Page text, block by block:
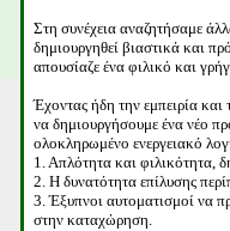
Στη συνέχεια αναζητήσαμε
δημιουργηθεί βιαστικά και
απουσίαζε ένα φιλικό και
Έχοντας ήδη την εμπειρία και
να δημιουργήσουμε ένα νέο
ολοκληρωμένο ενεργειακό
1. Απλότητα και φιλικότητα,
2. Η δυνατότητα επίλυσης
3. Έξυπνοι αυτοματισμοί να
στην καταχώρηση.